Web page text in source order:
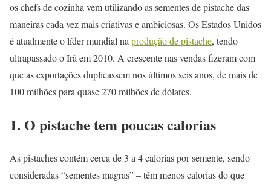
os chefs de cozinha vem utilizando as sementes de pistache das
maneiras cada vez mais criativas e ambiciosas. Os Estados Unidos
é atualmente o líder mundial na produção de pistache, tendo
ultrapassado o Irã em 2010. A crescente nas vendas fizeram com
que as exportações duplicassem nos últimos seis anos, de mais de
100 milhões para quase 270 milhões de dólares.
1. O pistache tem poucas calorias
As pistaches contém cerca de 3 a 4 calorias por semente, sendo
consideradas “sementes magras” – têm menos calorias do que